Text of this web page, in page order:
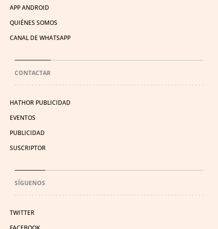
APP ANDROID
QUIÉNES SOMOS
CANAL DE WHATSAPP
CONTACTAR
HATHOR PUBLICIDAD
EVENTOS
PUBLICIDAD
SUSCRIPTOR
SÍGUENOS
TWITTER